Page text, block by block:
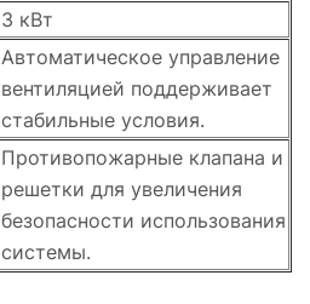
3 кВт
Автоматическое управление
вентиляцией поддерживает
стабильные условия.
Противопожарные клапана и
решетки для увеличения
безопасности использования
системы.